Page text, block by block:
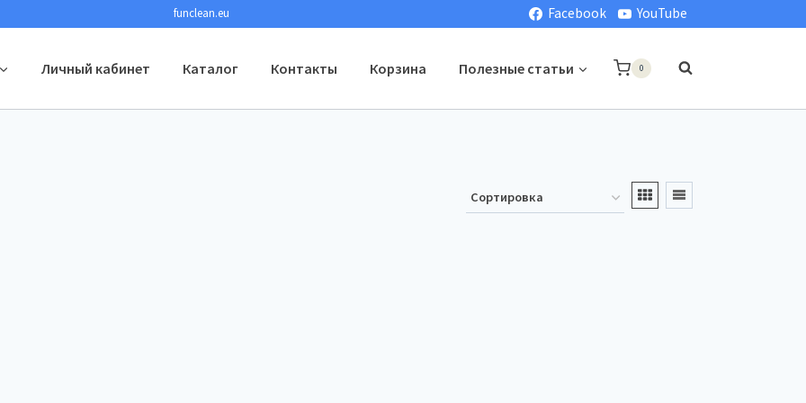
funclean.eu Facebook YouTube
Личный кабинет Каталог Контакты Корзина Полезные статьи 0